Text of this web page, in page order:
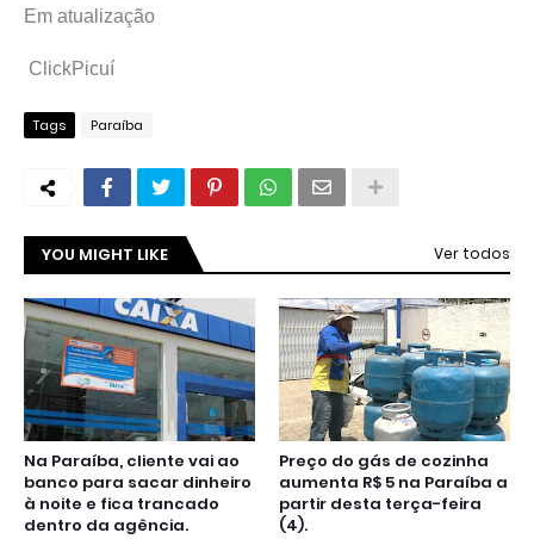
Em atualização
ClickPicuí
Tags Paraíba
YOU MIGHT LIKE Ver todos
Na Paraíba, cliente vai ao
banco para sacar dinheiro
à noite e fica trancado
dentro da agência.
Preço do gás de cozinha
aumenta R$ 5 na Paraíba a
partir desta terça-feira
(4).